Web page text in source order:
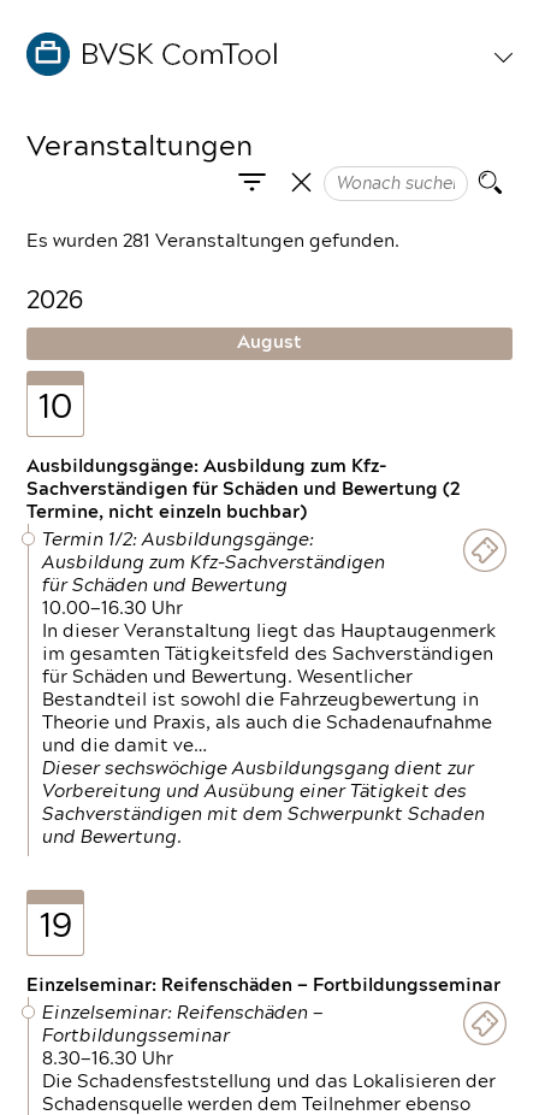
Veranstaltungen
Es wurden 281 Veranstaltungen gefunden.
2026
August
10
Ausbildungsgänge: Ausbildung zum Kfz-
Sachverständigen für Schäden und Bewertung (2
Termine, nicht einzeln buchbar)
Termin 1/2: Ausbildungsgänge:
Ausbildung zum Kfz-Sachverständigen
für Schäden und Bewertung
10.00—16.30 Uhr
In dieser Veranstaltung liegt das Hauptaugenmerk
im gesamten Tätigkeitsfeld des Sachverständigen
für Schäden und Bewertung. Wesentlicher
Bestandteil ist sowohl die Fahrzeugbewertung in
Theorie und Praxis, als auch die Schadenaufnahme
und die damit ve…
Dieser sechswöchige Ausbildungsgang dient zur
Vorbereitung und Ausübung einer Tätigkeit des
Sachverständigen mit dem Schwerpunkt Schaden
und Bewertung.
19
Einzelseminar: Reifenschäden — Fortbildungsseminar
Einzelseminar: Reifenschäden —
Fortbildungsseminar
8.30—16.30 Uhr
Die Schadensfeststellung und das Lokalisieren der
Schadensquelle werden dem Teilnehmer ebenso